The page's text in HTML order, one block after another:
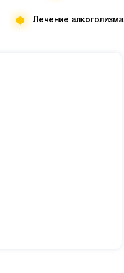
Лечение алкоголизма